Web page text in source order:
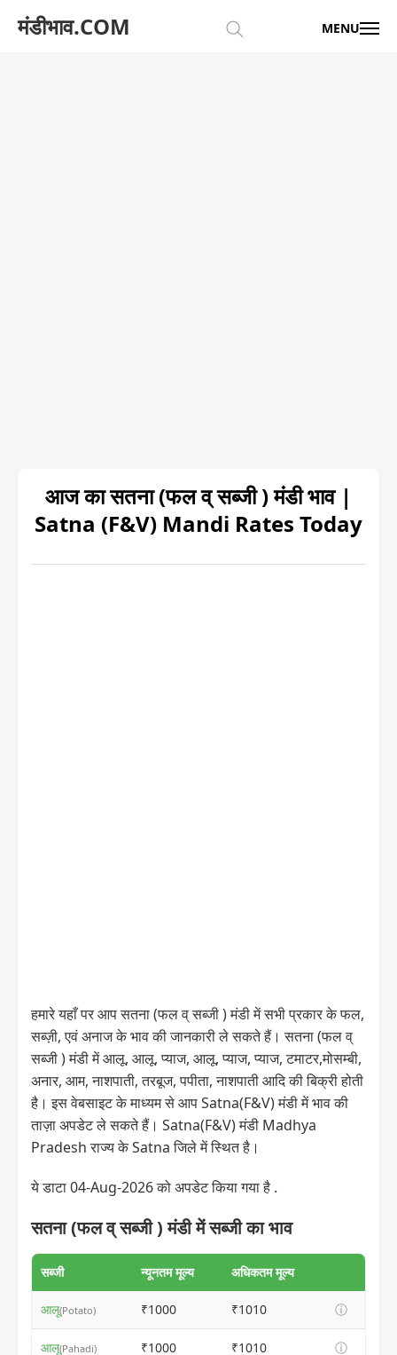
मंडीभाव.COM MENU
आज का सतना (फल व् सब्जी ) मंडी भाव |
Satna (F&V) Mandi Rates Today
हमारे यहाँ पर आप सतना (फल व् सब्जी ) मंडी में सभी प्रकार के फल,
सब्ज़ी, एवं अनाज के भाव की जानकारी ले सकते हैं। सतना (फल व्
सब्जी ) मंडी में आलू, आलू, प्याज, आलू, प्याज, प्याज, टमाटर,मोसम्बी,
अनार, आम, नाशपाती, तरबूज, पपीता, नाशपाती आदि की बिक्री होती
है। इस वेबसाइट के माध्यम से आप Satna(F&V) मंडी में भाव की
ताज़ा अपडेट ले सकते हैं। Satna(F&V) मंडी Madhya
Pradesh राज्य के Satna जिले में स्थित है।
ये डाटा 04-Aug-2026 को अपडेट किया गया है .
सतना (फल व् सब्जी ) मंडी में सब्जी का भाव
सब्जी न्यूनतम मूल्य अधिकतम मूल्य
आलू(Potato) ₹1000 ₹1010 ⓘ
आलू(Pahadi) ₹1000 ₹1010 ⓘ